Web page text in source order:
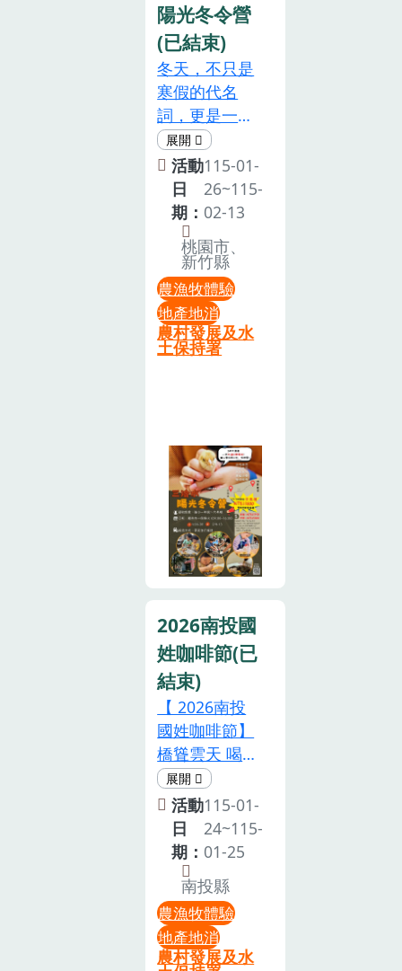
陽光冬令營
(已結束)
冬天，不只是
寒假的代名
詞，更是一段
能讓孩子安靜
下來，與土
地、與自己對
話的時光。在
龍潭三洽水，
職人們用一生
的堅持，守護
著茶香、柿
染、仙草、麵
包與雞隻的故
扇扇新奇的窗
口：揉麵團、
刷染布、翻煮
柴火鍋裡的仙
草、和小雞說
悄悄話……每
一次專注的眼
誠的笑聲，都
是成長最真實
的印記。三洽
水陽光冬令營
結合在地職
人、文化傳承
與專業師資，
精心規劃 品格
教育、生命教
育、食農教
育、園藝治療
與藝術療癒 課
程。孩子們不
僅能親手體驗
茶葉製程、柿
活動
日
期：
115-01-
26~115-
02-13
桃園市、
新竹縣
農漁牧體驗
地產地消
農村發展及水
土保持署
2026南投國
姓咖啡節(已
結束)
【 2026南投
國姓咖啡節】
橋聳雲天 喝咖
啡．抽iPhone
17．玩瘋親子
樂園！ 只有兩
天！獎品總價
值破表，高達
3000份好禮等
你拿！今年我
們不一樣！國
姓咖啡節這次
活動
日
期：
115-01-
24~115-
01-25
南投縣
農漁牧體驗
地產地消
農村發展及水